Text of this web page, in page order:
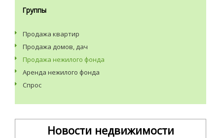
Группы
Продажа квартир
Продажа домов, дач
Продажа нежилого фонда
Аренда нежилого фонда
Спрос
Новости недвижимости